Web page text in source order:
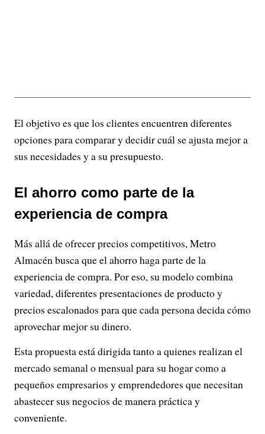
El objetivo es que los clientes encuentren diferentes
opciones para comparar y decidir cuál se ajusta mejor a
sus necesidades y a su presupuesto.
El ahorro como parte de la
experiencia de compra
Más allá de ofrecer precios competitivos, Metro
Almacén busca que el ahorro haga parte de la
experiencia de compra. Por eso, su modelo combina
variedad, diferentes presentaciones de producto y
precios escalonados para que cada persona decida cómo
aprovechar mejor su dinero.
Esta propuesta está dirigida tanto a quienes realizan el
mercado semanal o mensual para su hogar como a
pequeños empresarios y emprendedores que necesitan
abastecer sus negocios de manera práctica y
conveniente.